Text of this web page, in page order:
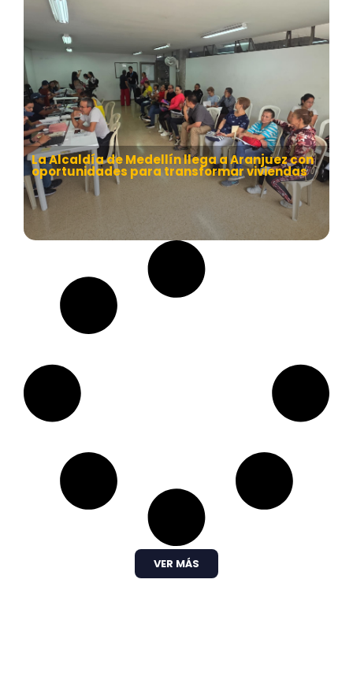
La Alcaldía de Medellín llega a Aranjuez con
oportunidades para transformar viviendas
VER MÁS